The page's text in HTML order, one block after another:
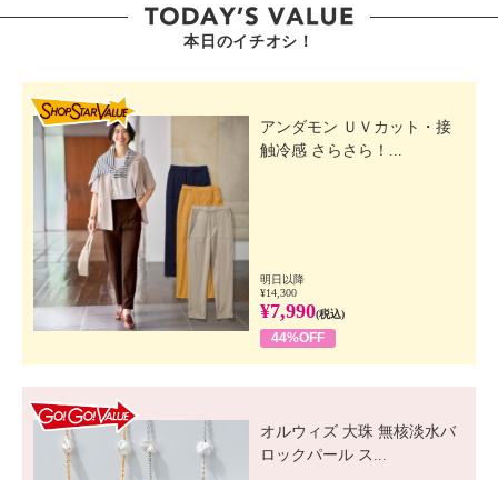
本日のイチオシ！
アンダモン ＵＶカット・接
触冷感 さらさら！...
明日以降
¥14,300
¥7,990(税込)
44%OFF
オルウィズ 大珠 無核淡水バ
ロックパール ス...